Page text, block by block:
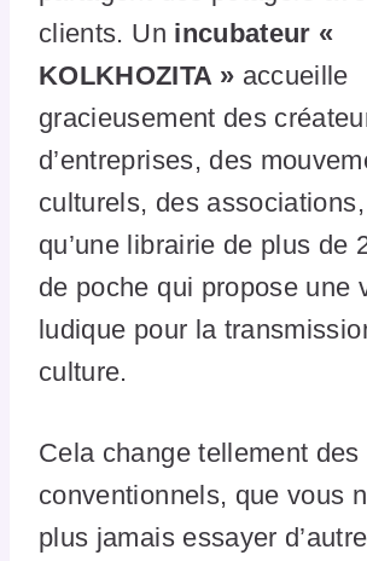
clients. Un incubateur «
KOLKHOZITA » accueille
gracieusement des
d’entreprises, des
culturels, des
qu’une librairie de plus de
de poche qui propose une
ludique pour la
culture.
Cela change tellement des
conventionnels, que vous
plus jamais essayer